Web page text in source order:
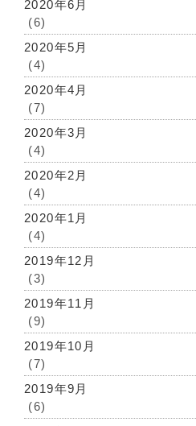
2020年6月
(6)
2020年5月
(4)
2020年4月
(7)
2020年3月
(4)
2020年2月
(4)
2020年1月
(4)
2019年12月
(3)
2019年11月
(9)
2019年10月
(7)
2019年9月
(6)